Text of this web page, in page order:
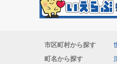
市区町村から探す
町名から探す